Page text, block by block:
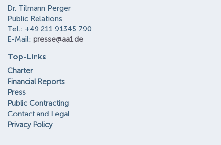
Dr. Tilmann Perger
Public Relations
Tel.: +49 211 91345 790
E-Mail: presse@aa1.de
Top-Links
Charter
Financial Reports
Press
Public Contracting
Contact and Legal
Privacy Policy